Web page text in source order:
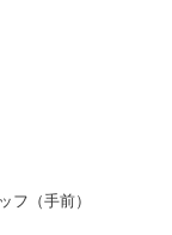
フ（手前）